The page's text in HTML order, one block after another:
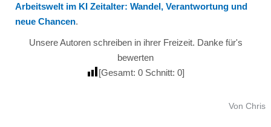
Arbeitswelt im KI Zeitalter: Wandel, Verantwortung und
neue Chancen.
Unsere Autoren schreiben in ihrer Freizeit. Danke für's
bewerten
[Gesamt: 0 Schnitt: 0]
Von Chris